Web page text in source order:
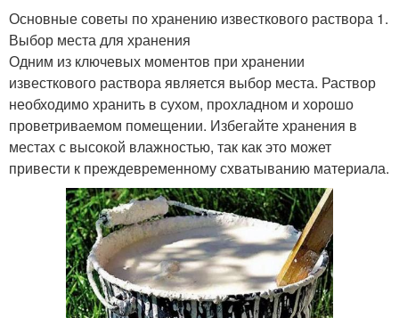
Основные советы по хранению известкового раствора 1.
Выбор места для хранения
Одним из ключевых моментов при хранении
известкового раствора является выбор места. Раствор
необходимо хранить в сухом, прохладном и хорошо
проветриваемом помещении. Избегайте хранения в
местах с высокой влажностью, так как это может
привести к преждевременному схватыванию материала.